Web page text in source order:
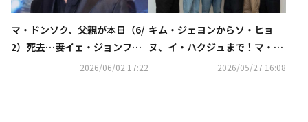
マ・ドンソク、父親が本日（6/
2）死去…妻イェ・ジョンファ
らと共に最後を見送る2026/06/02 17:22
キム・ジェヨンからソ・ヒョ
ヌ、イ・ハクジュまで！マ・ド
ンソク主演の映画「犯罪都市
2026/05/27 16:08